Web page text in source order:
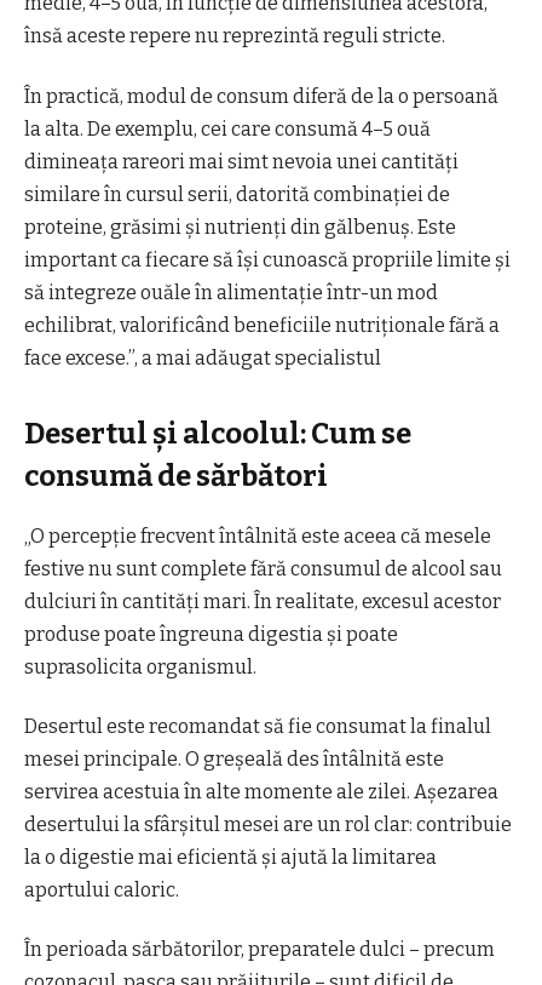
însă aceste repere nu reprezintă reguli stricte.
În practică, modul de consum diferă de la o persoană
la alta. De exemplu, cei care consumă 4–5 ouă
dimineața rareori mai simt nevoia unei cantități
similare în cursul serii, datorită combinației de
proteine, grăsimi și nutrienți din gălbenuș. Este
important ca fiecare să își cunoască propriile limite și
să integreze ouăle în alimentație într-un mod
echilibrat, valorificând beneficiile nutriționale fără a
face excese.”, a mai adăugat specialistul
Desertul și alcoolul: Cum se
consumă de sărbători
„O percepție frecvent întâlnită este aceea că mesele
festive nu sunt complete fără consumul de alcool sau
dulciuri în cantități mari. În realitate, excesul acestor
produse poate îngreuna digestia și poate
suprasolicita organismul.
Desertul este recomandat să fie consumat la finalul
mesei principale. O greșeală des întâlnită este
servirea acestuia în alte momente ale zilei. Așezarea
desertului la sfârșitul mesei are un rol clar: contribuie
la o digestie mai eficientă și ajută la limitarea
aportului caloric.
În perioada sărbătorilor, preparatele dulci – precum